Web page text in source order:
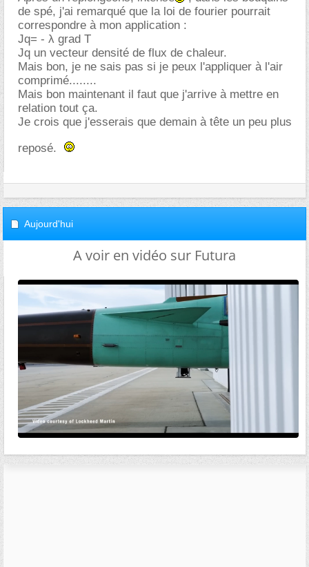
de spé, j'ai remarqué que la loi de fourier pourrait
correspondre à mon application :
Jq= - λ grad T
Jq un vecteur densité de flux de chaleur.
Mais bon, je ne sais pas si je peux l'appliquer à l'air
comprimé........
Mais bon maintenant il faut que j'arrive à mettre en
relation tout ça.
Je crois que j'esserais que demain à tête un peu plus
reposé.
Aujourd'hui
A voir en vidéo sur Futura